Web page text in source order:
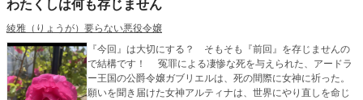
わたくしは何も存じません
綾雅（りょうが）要らない悪役令嬢
『今回』は大切にする？ そもそも『前回』を存じませんの
で結構です！ 冤罪による凄惨な死を与えられた、アードラ
ー王国の公爵令嬢ガブリエルは、死の間際に女神に祈った。
願いを聞き届けた女神アルティナは、世界にやり直しを命じ